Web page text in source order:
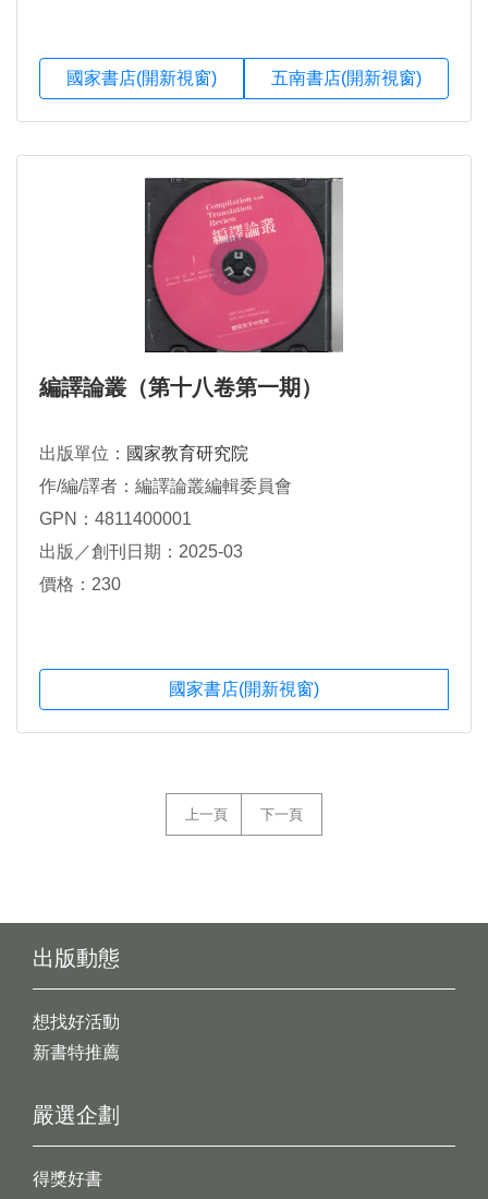
國家書店(開新視窗) 五南書店(開新視窗)
編譯論叢（第十八卷第一期）
出版單位： 國家教育研究院
作/編/譯者：編譯論叢編輯委員會
GPN：4811400001
出版／創刊日期：2025-03
價格：230
國家書店(開新視窗)
上一頁 下一頁
出版動態
想找好活動
新書特推薦
嚴選企劃
得獎好書